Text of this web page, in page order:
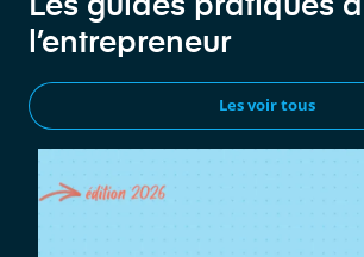
Les guides pratiques
l’entrepreneur
Les voir tous